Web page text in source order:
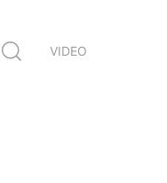
VIDEO